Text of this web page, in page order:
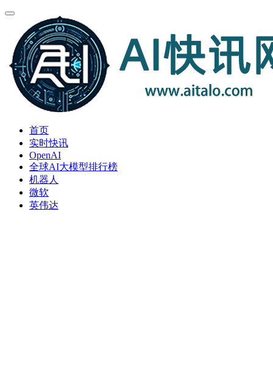
首页
实时快讯
OpenAI
全球AI大模型排行榜
机器人
微软
英伟达